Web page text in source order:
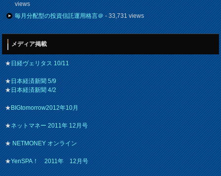
views
毎月分配型の投資信託運用格言＠- 33,731 views
メディア掲載
★日経ヴェリタス 10/11
★日本経済新聞 5/9
★日本経済新聞 4/2
★BIGtomorrow2012年10月
★ネットマネー 2011年 12月号
★NETMONEY オンライン
★YenSPA！ 2011年 12月号